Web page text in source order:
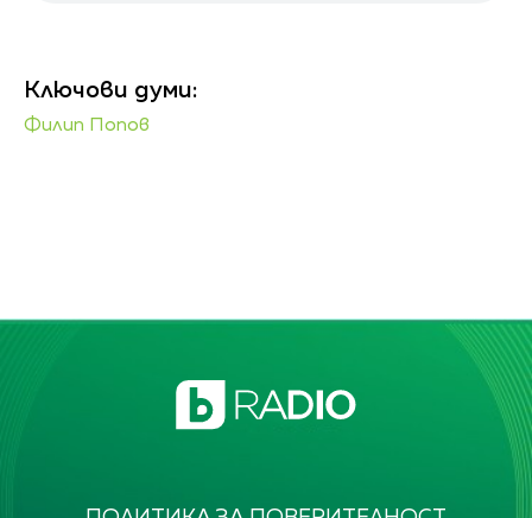
Ключови думи:
Филип Попов